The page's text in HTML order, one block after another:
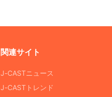
関連サイト
J-CASTニュース
J-CASTトレンド